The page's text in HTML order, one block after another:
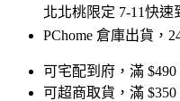
北北桃限定 7-11快速
PChome 倉庫出貨，
可宅配到府，滿 $490
可超商取貨，滿 $350